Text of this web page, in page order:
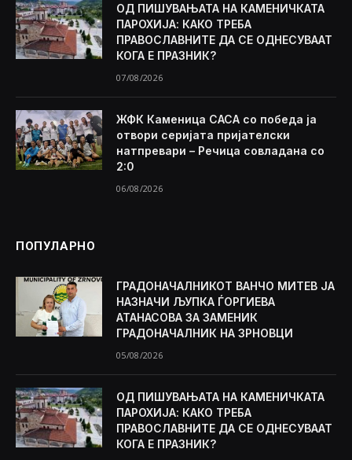
ОД ПИШУВАЊАТА НА КАМЕНИЧКАТА
ПАРОХИЈА: КАКО ТРЕБА
ПРАВОСЛАВНИТЕ ДА СЕ ОДНЕСУВААТ
КОГА Е ПРАЗНИК?
07/08/2026
ЖФК Каменица САСА со победа ја
отвори серијата пријателски
натпревари – Речица совладана со
2:0
06/08/2026
ПОПУЛАРНО
ГРАДОНАЧАЛНИКОТ ВАНЧО МИТЕВ ЈА
НАЗНАЧИ ЉУПКА ЃОРГИЕВА
АТАНАСОВА ЗА ЗАМЕНИК
ГРАДОНАЧАЛНИК НА ЗРНОВЦИ
05/08/2026
ОД ПИШУВАЊАТА НА КАМЕНИЧКАТА
ПАРОХИЈА: КАКО ТРЕБА
ПРАВОСЛАВНИТЕ ДА СЕ ОДНЕСУВААТ
КОГА Е ПРАЗНИК?